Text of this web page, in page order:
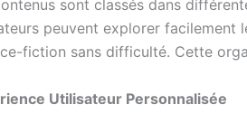
sont classés dans
peuvent explorer facilement
fiction sans difficulté. Cette
Utilisateur Personnalisée